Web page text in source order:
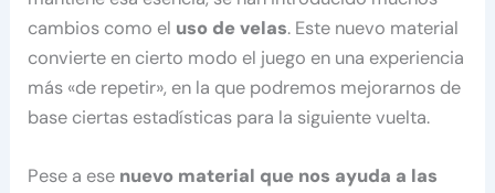
cambios como el uso de velas. Este nuevo material
convierte en cierto modo el juego en una experiencia
más «de repetir», en la que podremos mejorarnos de
base ciertas estadísticas para la siguiente vuelta.
Pese a ese nuevo material que nos ayuda a las